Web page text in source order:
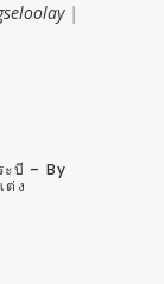
|
ะบี่ – By
ต่ง